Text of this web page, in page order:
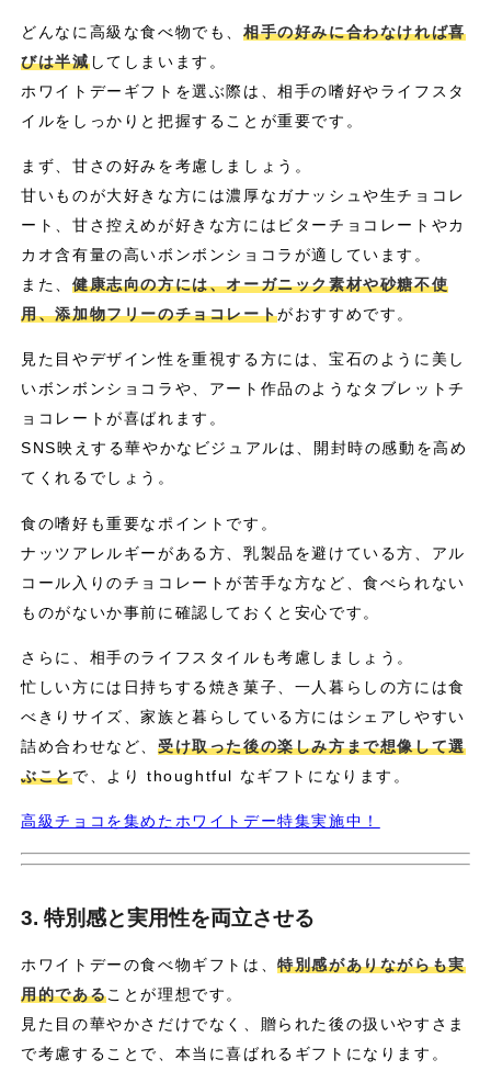
どんなに高級な食べ物でも、 相手の好みに合わなければ喜
びは半減してしまいます。
ホワイトデーギフトを選ぶ際は、相手の嗜好やライフスタ
イルをしっかりと把握することが重要です。
まず、甘さの好みを考慮しましょう。
甘いものが大好きな方には濃厚なガナッシュや生チョコレ
ート、甘さ控えめが好きな方にはビターチョコレートやカ
カオ含有量の高いボンボンショコラが適しています。
また、 健康志向の方には、オーガニック素材や砂糖不使
用、添加物フリーのチョコレートがおすすめです。
見た目やデザイン性を重視する方には、宝石のように美し
いボンボンショコラや、アート作品のようなタブレットチ
ョコレートが喜ばれます。
SNS映えする華やかなビジュアルは、開封時の感動を高め
てくれるでしょう。
食の嗜好も重要なポイントです。
ナッツアレルギーがある方、乳製品を避けている方、アル
コール入りのチョコレートが苦手な方など、食べられない
ものがないか事前に確認しておくと安心です。
さらに、相手のライフスタイルも考慮しましょう。
忙しい方には日持ちする焼き菓子、一人暮らしの方には食
べきりサイズ、家族と暮らしている方にはシェアしやすい
詰め合わせなど、 受け取った後の楽しみ方まで想像して選
ぶことで、より thoughtful なギフトになります。
高級チョコを集めたホワイトデー特集実施中！
3. 特別感と実用性を両立させる
ホワイトデーの食べ物ギフトは、特別感がありながらも実
用的であることが理想です。
見た目の華やかさだけでなく、贈られた後の扱いやすさま
で考慮することで、本当に喜ばれるギフトになります。